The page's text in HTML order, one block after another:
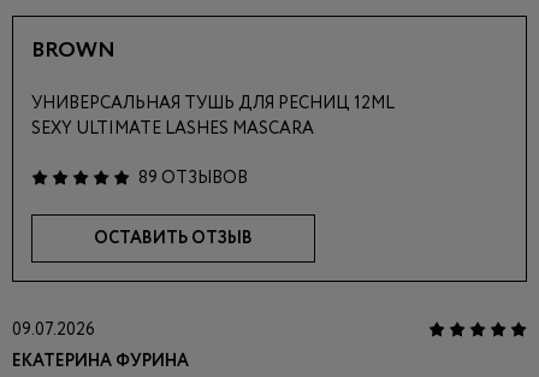
BROWN
УНИВЕРСАЛЬНАЯ ТУШЬ ДЛЯ РЕСНИЦ 12ML
SEXY ULTIMATE LASHES MASCARA
89 ОТЗЫВОВ
ОСТАВИТЬ ОТЗЫВ
09.07.2026
ЕКАТЕРИНА ФУРИНА